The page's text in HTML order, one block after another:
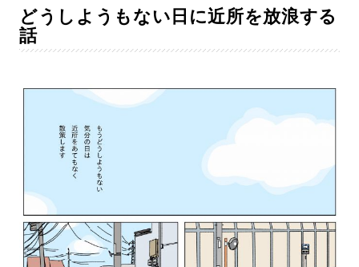
どうしようもない日に近所を放浪する
話